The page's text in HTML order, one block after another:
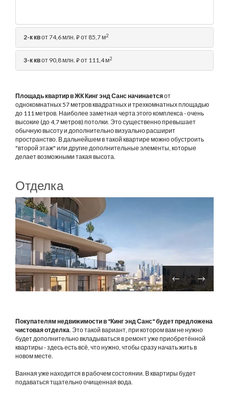
2-к квот 74,6 млн. ⃏от 85,7 м2
3-к квот 90,8 млн. ⃏от 111,4 м2
Площадь квартир в ЖК Кинг энд Санс начинаетсяот
однокомнатных 57 метров квадратных и трехкомнатных площадью
до 111 метров. Наиболее заметная черта этого комплекса - очень
высокие (до 4,7 метров) потолки. Это существенно превышает
обычную высоту и дополнительно визуально расширит
пространство. В дальнейшем в такой квартире можно обустроить
"второй этаж" или другие дополнительные элементы, которые
делает возможными такая высота.
Отделка
Покупателям недвижимости в "Кинг энд Санс" будет предложена
чистовая отделка. Это такой вариант, при котором вам не нужно
будет дополнительно вкладываться в ремонт уже приобретённой
квартиры - здесь есть всё, что нужно, чтобы сразу начать жить в
новом месте.
Ванная уже находится в рабочем состоянии. В квартиры будет
подаваться тщательно очищенная вода.